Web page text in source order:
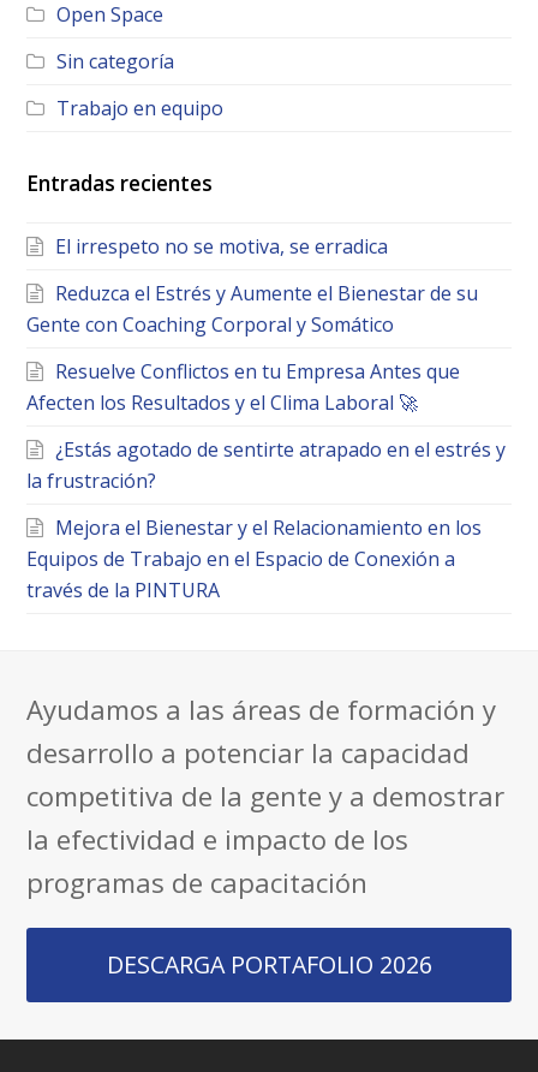
Open Space
Sin categoría
Trabajo en equipo
Entradas recientes
El irrespeto no se motiva, se erradica
Reduzca el Estrés y Aumente el Bienestar de su
Gente con Coaching Corporal y Somático
Resuelve Conflictos en tu Empresa Antes que
Afecten los Resultados y el Clima Laboral 🚀
¿Estás agotado de sentirte atrapado en el estrés y
la frustración?
Mejora el Bienestar y el Relacionamiento en los
Equipos de Trabajo en el Espacio de Conexión a
través de la PINTURA
Ayudamos a las áreas de formación y
desarrollo a potenciar la capacidad
competitiva de la gente y a demostrar
la efectividad e impacto de los
programas de capacitación
DESCARGA PORTAFOLIO 2026